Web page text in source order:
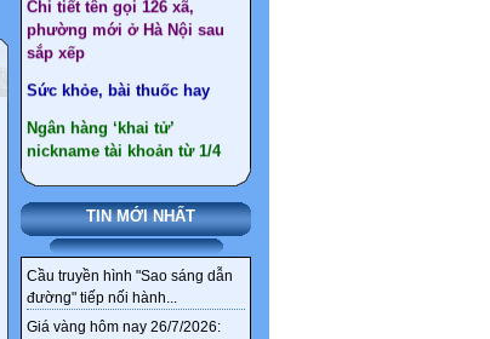
Sức khỏe, bài thuốc hay
nickname tài khoản từ 1/4
Thêm 4 nhóm được hưởng
chính sách nghỉ hưu trước
tuổi theo Nghị định 178
TIN MỚI NHẤT
Cầu truyền hình "Sao sáng dẫn
đường" tiếp nối hành...
Giá vàng hôm nay 26/7/2026: